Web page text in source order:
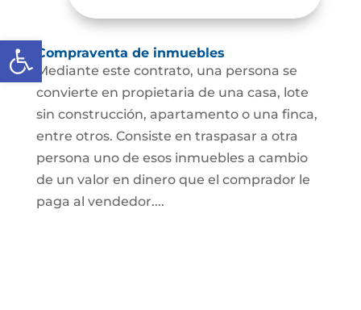
Abrir barra de herramientas
Compraventa de inmuebles
Mediante este contrato, una persona se
convierte en propietaria de una casa, lote
sin construcción, apartamento o una finca,
entre otros. Consiste en traspasar a otra
persona uno de esos inmuebles a cambio
de un valor en dinero que el comprador le
paga al vendedor....